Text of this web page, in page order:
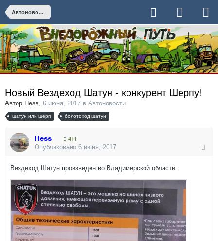
Автоновости
Новый Вездеход Шатун - конкурент Шерпу!
Автор Hess, 6 июня, 2017 в Автоновости
шатун или шерп болотоход шатун
Hess
411
Опубликовано 6 июня, 2017
Вездеход Шатун произведен во Владимерской области.